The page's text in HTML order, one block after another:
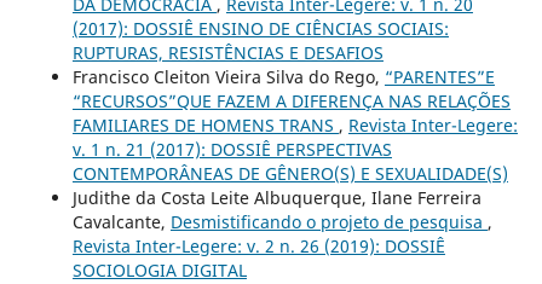
(2017): DOSSIÊ ENSINO DE CIÊNCIAS SOCIAIS:
RUPTURAS, RESISTÊNCIAS E DESAFIOS
Francisco Cleiton Vieira Silva do Rego, “PARENTES”E
“RECURSOS”QUE FAZEM A DIFERENÇA NAS RELAÇÕES
FAMILIARES DE HOMENS TRANS , Revista Inter-Legere:
v. 1 n. 21 (2017): DOSSIÊ PERSPECTIVAS
CONTEMPORÂNEAS DE GÊNERO(S) E SEXUALIDADE(S)
Judithe da Costa Leite Albuquerque, Ilane Ferreira
Cavalcante, Desmistificando o projeto de pesquisa ,
Revista Inter-Legere: v. 2 n. 26 (2019): DOSSIÊ
SOCIOLOGIA DIGITAL